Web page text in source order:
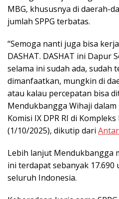
MBG, khususnya di daerah-
jumlah SPPG terbatas.
“Semoga nanti juga bisa
DASHAT. DASHAT ini Dapur
selama ini sudah ada, sudah
dimanfaatkan, mungkin di
atau kalau percepatan bisa
Mendukbangga Wihaji
Komisi IX DPR RI di
(1/10/2025), dikutip dari
Lebih lanjut Mendukbangga
ini terdapat sebanyak 17.690
seluruh Indonesia.